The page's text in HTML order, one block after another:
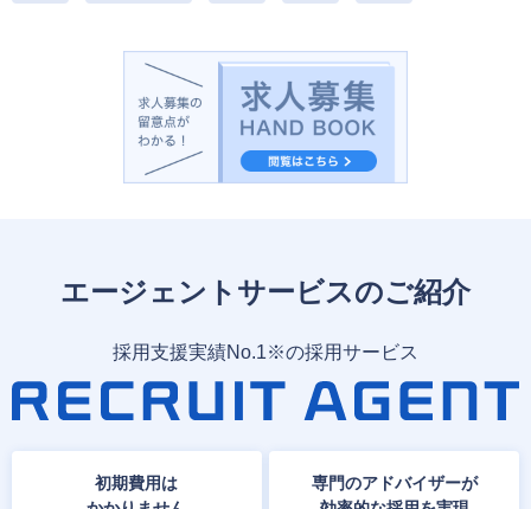
エージェントサービスのご紹介
採用支援実績No.1※の採用サービス
初期費用は
専門のアドバイザーが